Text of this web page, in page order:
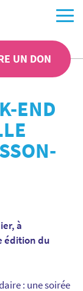
UN DON
END
à
édition du
: une soirée